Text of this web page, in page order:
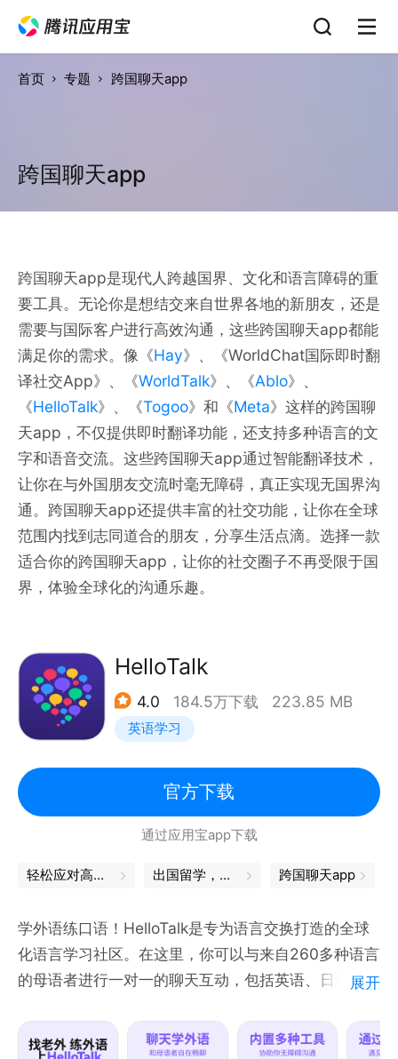
首页 专题 跨国聊天app
跨国聊天app
跨国聊天app是现代人跨越国界、文化和语言障碍的重
要工具。无论你是想结交来自世界各地的新朋友，还是
需要与国际客户进行高效沟通，这些跨国聊天app都能
满足你的需求。像《Hay》、《WorldChat国际即时翻
译社交App》、《WorldTalk》、《Ablo》、
《HelloTalk》、《Togoo》和《Meta》这样的跨国聊
天app，不仅提供即时翻译功能，还支持多种语言的文
字和语音交流。这些跨国聊天app通过智能翻译技术，
让你在与外国朋友交流时毫无障碍，真正实现无国界沟
通。跨国聊天app还提供丰富的社交功能，让你在全球
范围内找到志同道合的朋友，分享生活点滴。选择一款
适合你的跨国聊天app，让你的社交圈子不再受限于国
界，体验全球化的沟通乐趣。
HelloTalk
4.0 184.5万下载 223.85 MB
英语学习
官方下载
通过应用宝app下载
轻松应对高考，祝你成功 出国留学，看这里 跨国聊天app
学外语练口语！HelloTalk是专为语言交换打造的全球
化语言学习社区。在这里，你可以与来自260多种语言
的母语者进行一对一的聊天互动，包括英语、日语、韩
拉伯语、泰语、越南语、俄语等等，也可以加入外语语
展开